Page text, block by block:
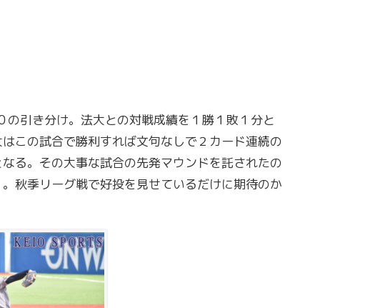
引き分け。法大との対戦成績を１勝１敗１分と
この試合で勝利すれば文句なしで２カード連続の
る。その大事な試合の先発マウンドを託されたの
秋季リーグ戦で好投を見せているだけに期待のか